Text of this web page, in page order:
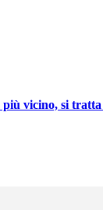
vicino, si